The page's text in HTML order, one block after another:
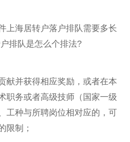
上海居转户落户排队需要多长
排队是怎么个排法?
献并获得相应奖励，或者在本
职务或者高级技师（国家一级
工种与所聘岗位相对应的，可
限制；